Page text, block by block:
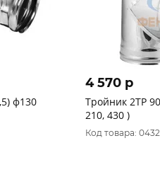
ф130
4 570 p
Тройник 2ТР
210, 430 )
Код товара: